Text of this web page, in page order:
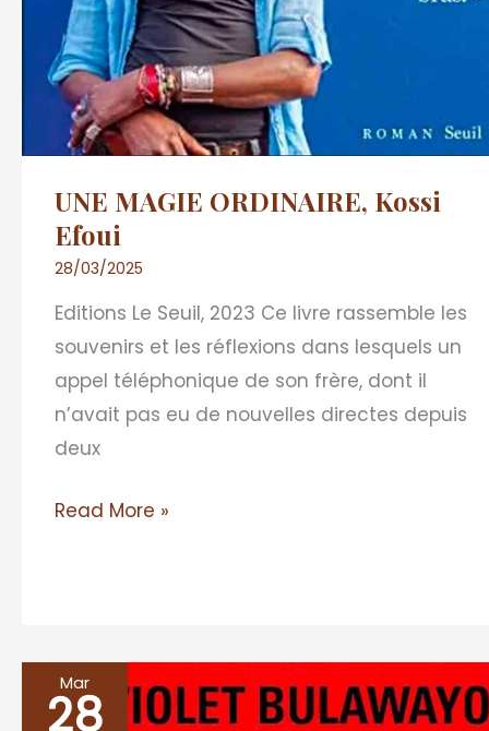
UNE MAGIE ORDINAIRE, Kossi
Efoui
28/03/2025
Editions Le Seuil, 2023 Ce livre rassemble les
souvenirs et les réflexions dans lesquels un
appel téléphonique de son frère, dont il
n’avait pas eu de nouvelles directes depuis
deux
Read More »
Mar
28
GLORY,